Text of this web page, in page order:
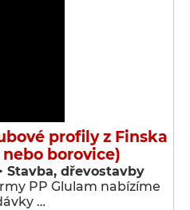
profily z Finska
borovice)
Stavba, dřevostavby
PP Glulam nabízíme
…